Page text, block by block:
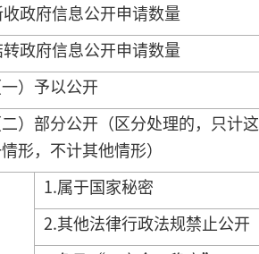
政府信息公开申请数量
政府信息公开申请数量
）予以公开
）部分公开（区分处理的，只计这
形，不计其他情形）
1.属于国家秘密
2.其他法律行政法规禁止公开